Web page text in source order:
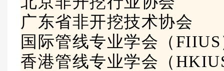
广东省非开挖技术协会
国际管线专业学会（
香港管线专业学会（